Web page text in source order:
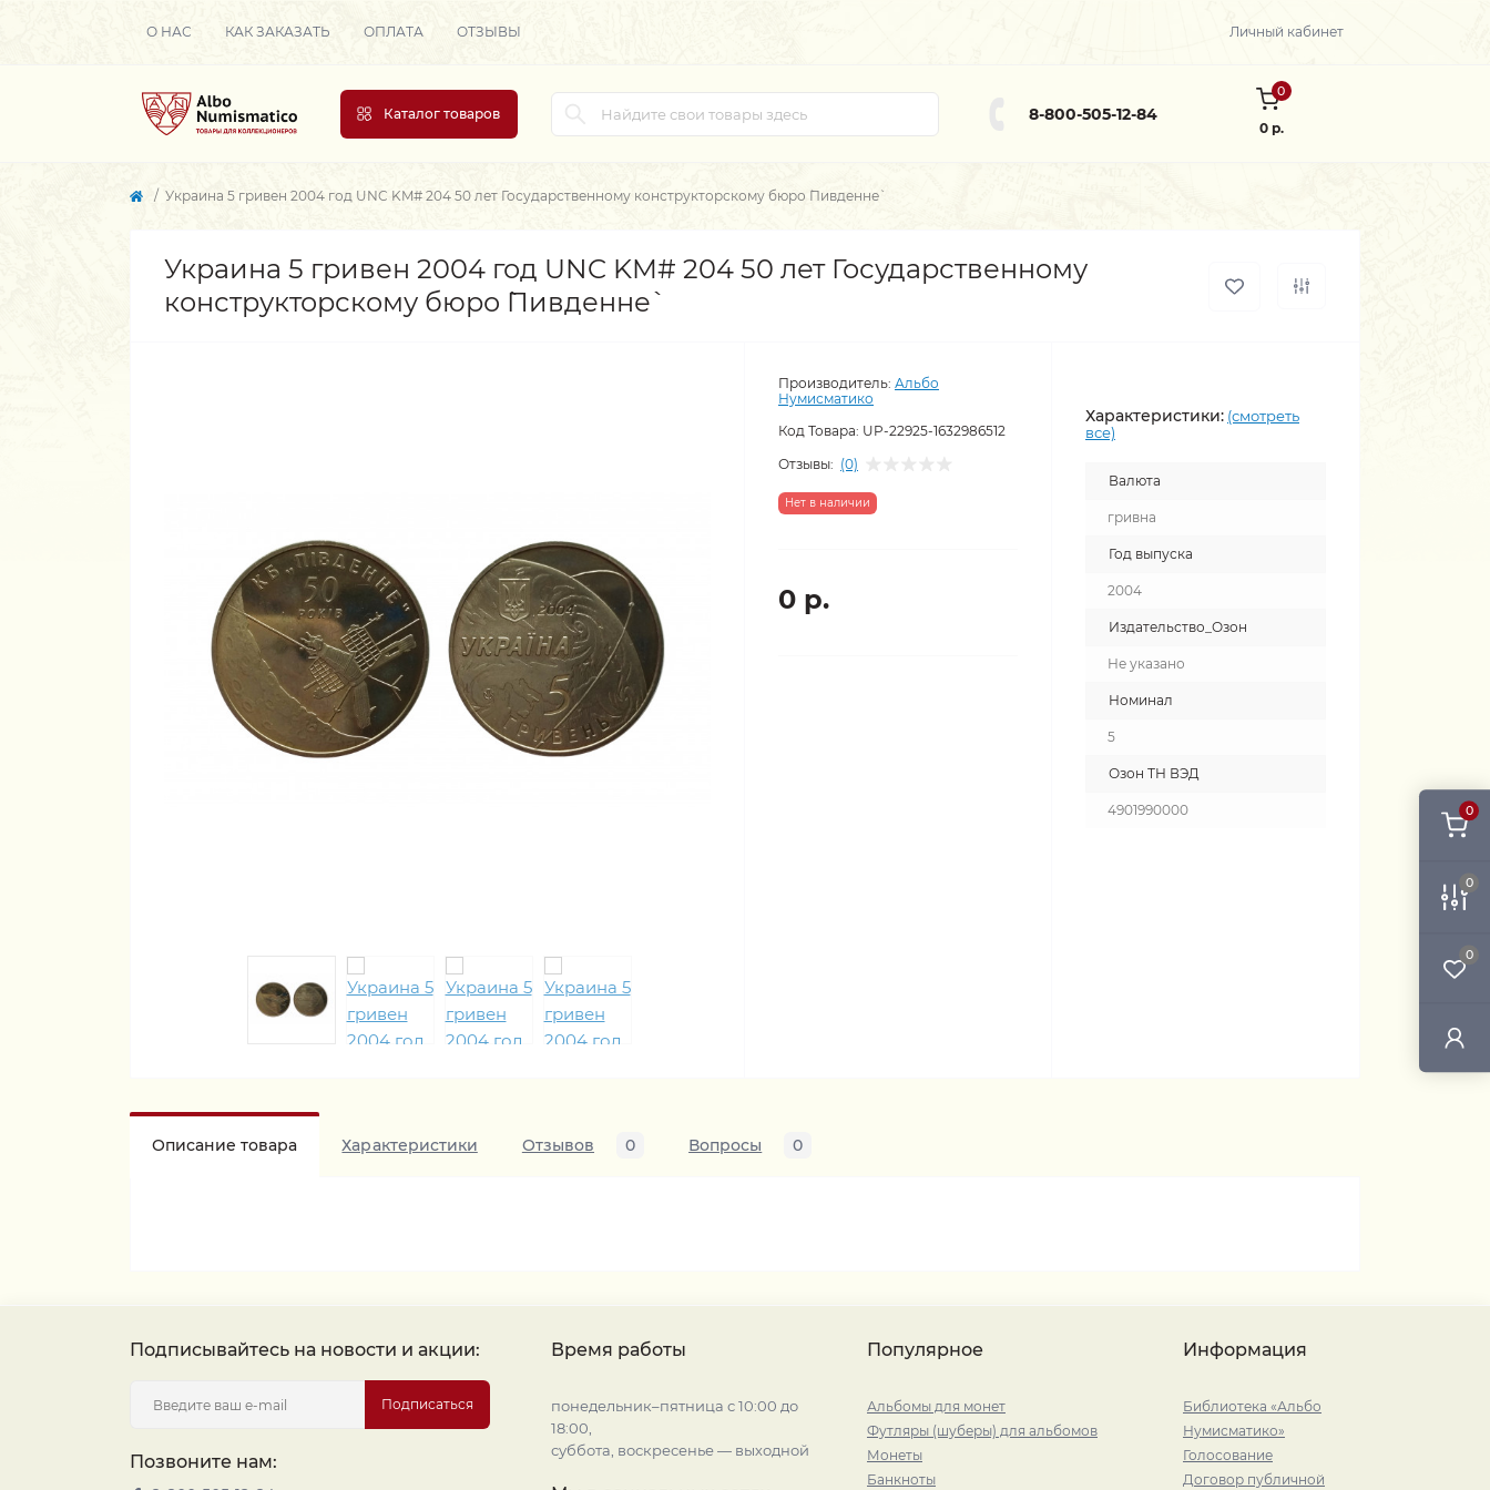
0
0
0
О НАС КАК ЗАКАЗАТЬ ОПЛАТА ОТЗЫВЫ Личный кабинет
Каталог товаров 8-800-505-12-84
0
0 р.
Украина 5 гривен 2004 год UNC KM# 204 50 лет Государственному конструкторскому бюро `Пивденне`
Украина 5 гривен 2004 год UNC KM# 204 50 лет Государственному
конструкторскому бюро `Пивденне`
Производитель: Альбо
Нумисматико
Код Товара: UP-22925-1632986512
Отзывы: (0)
Нет в наличии
0 р.
Характеристики: (смотреть
все)
Валюта
гривна
Год выпуска
2004
Издательство_Озон
Не указано
Номинал
5
Озон ТН ВЭД
4901990000
Описание товара Характеристики Отзывов 0 Вопросы 0
Подписывайтесь на новости и акции:
Подписаться
Позвоните нам:
Время работы
понедельник–пятница с 10:00 до
18:00,
суббота, воскресенье — выходной
Популярное
Альбомы для монет
Футляры (шуберы) для альбомов
Монеты
Банкноты
Информация
Библиотека «Альбо
Нумисматико»
Голосование
Договор публичной